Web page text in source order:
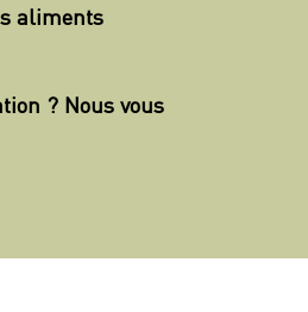
aliments
? Nous vous